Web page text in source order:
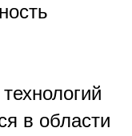
в области